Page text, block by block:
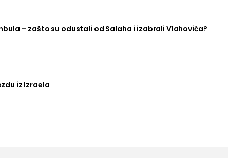
– zašto su odustali od Salaha i izabrali Vlahovića?
iz Izraela